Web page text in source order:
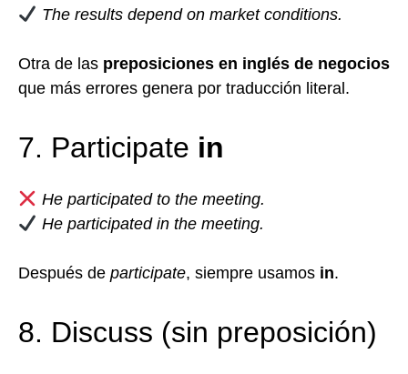
The results depend on market conditions.
Otra de las preposiciones en inglés de negocios
que más errores genera por traducción literal.
7. Participate in
He participated to the meeting.
He participated in the meeting.
Después de participate, siempre usamos in.
8. Discuss (sin preposición)